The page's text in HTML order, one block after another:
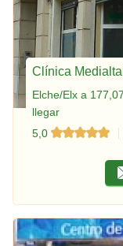
Clínica
Elche/Elx a
llegar
5,0